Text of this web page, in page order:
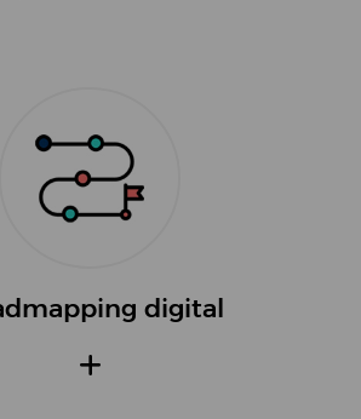
digital